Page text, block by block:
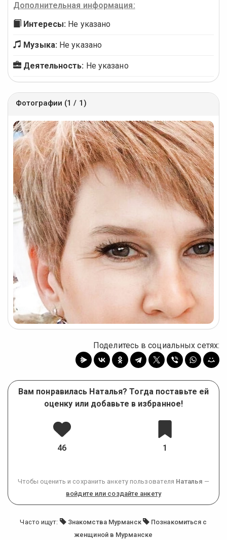
Дополнительная информация:
Интересы: Не указано
Музыка: Не указано
Деятельность: Не указано
Фотографии (1 / 1)
Поделитесь в социальных сетях:
Вам понравилась Наталья? Тогда поставьте ей
оценку или добавьте в избранное!
46 1
Чтобы оценить и сохранить анкету пользователя Наталья —
войдите или создайте анкету
Часто ищут: Знакомства Мурманск
Познакомиться с
женщиной в Мурманске